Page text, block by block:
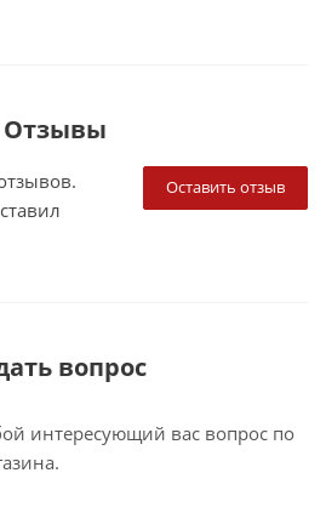
Отзывы
Оставить отзыв
вопрос
интересующий вас вопрос по